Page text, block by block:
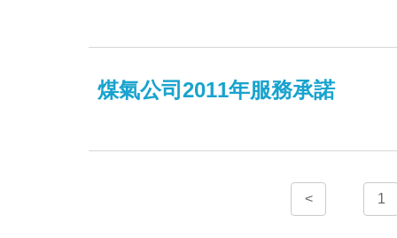
煤氣公司2011年服務承諾
< 1